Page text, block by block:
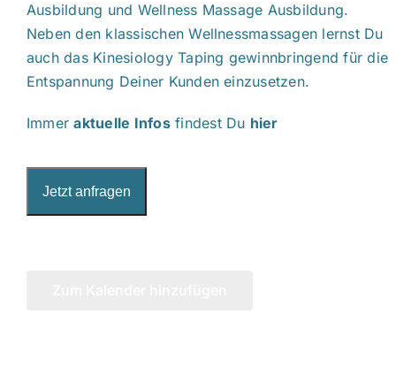
Ausbildung und Wellness Massage Ausbildung.
Neben den klassischen Wellnessmassagen lernst Du
auch das Kinesiology Taping gewinnbringend für die
Entspannung Deiner Kunden einzusetzen.
Immeraktuelle Infosfindest Du hier
Jetzt anfragen